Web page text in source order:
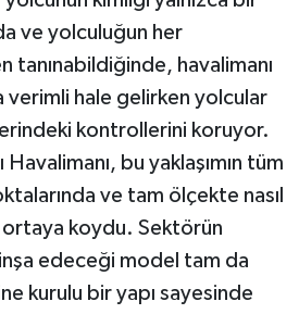
ve yolculuğun her
tanınabildiğinde, havalimanı
verimli hale gelirken yolcular
kontrollerini koruyor.
Havalimanı, bu yaklaşımın tüm
ve tam ölçekte nasıl
koydu. Sektörün
edeceği model tam da
kurulu bir yapı sayesinde